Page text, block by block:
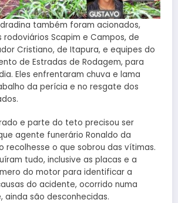
também foram acionados,
rodoviários Scapim e Campos, de
Cristiano, de Itapura, e equipes do
de Estradas de Rodagem, para
Eles enfrentaram chuva e lama
da perícia e no resgate dos
e parte do teto precisou ser
agente funerário Ronaldo da
recolhesse o que sobrou das vítimas.
tudo, inclusive as placas e a
do motor para identificar a
do acidente, ocorrido numa
ainda são desconhecidas.